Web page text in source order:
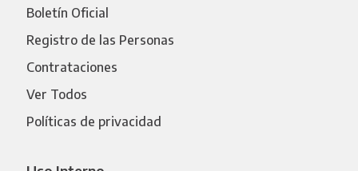
Boletín Oficial
Registro de las Personas
Contrataciones
Ver Todos
Políticas de privacidad